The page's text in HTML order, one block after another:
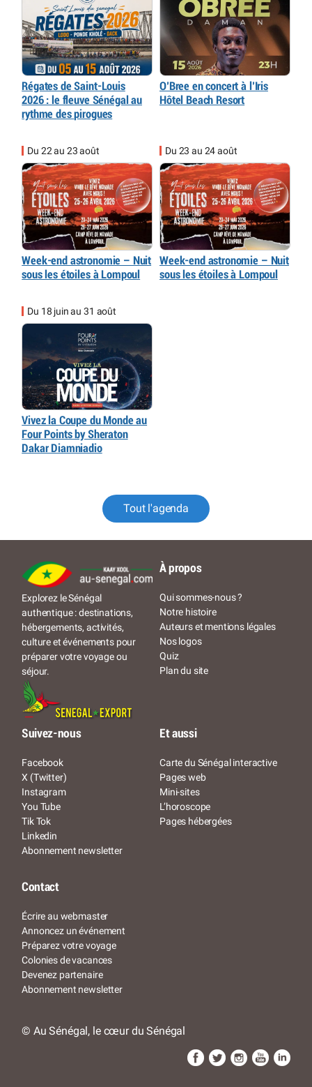
Régates de Saint-Louis
2026 : le fleuve Sénégal au
rythme des pirogues
O’Bree en concert à l’Iris
Hôtel Beach Resort
Du 22 au 23 août
Week-end astronomie – Nuit
sous les étoiles à Lompoul
Du 23 au 24 août
Week-end astronomie – Nuit
sous les étoiles à Lompoul
Du 18 juin au 31 août
Vivez la Coupe du Monde au
Four Points by Sheraton
Dakar Diamniadio
Tout l'agenda
Explorez le Sénégal
authentique : destinations,
hébergements, activités,
culture et événements pour
préparer votre voyage ou
séjour.
À propos
Qui sommes-nous ?
Notre histoire
Auteurs et mentions légales
Nos logos
Quiz
Plan du site
Suivez-nous
Facebook
X (Twitter)
Instagram
You Tube
Tik Tok
Linkedin
Abonnement newsletter
Et aussi
Carte du Sénégal interactive
Pages web
Mini-sites
L’horoscope
Pages hébergées
Contact
Écrire au webmaster
Annoncez un événement
Préparez votre voyage
Colonies de vacances
Devenez partenaire
Abonnement newsletter
© Au Sénégal, le cœur du Sénégal